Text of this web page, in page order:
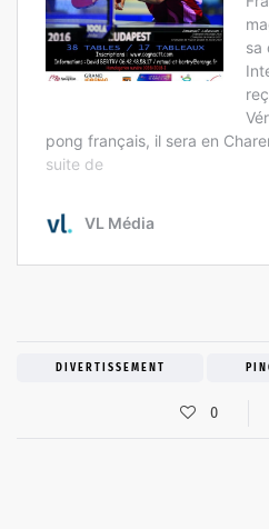
DIVERTISSEMENT
0